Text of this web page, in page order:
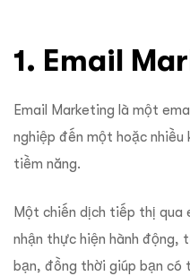
1. Email
Email Marketing là một
nghiệp đến một hoặc nhiều
tiềm năng.
Một chiến dịch tiếp thị qua
nhận thực hiện hành động,
bạn, đồng thời giúp bạn có